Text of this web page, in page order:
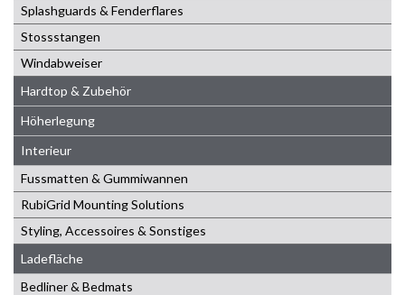
Splashguards & Fenderflares
Stossstangen
Windabweiser
Hardtop & Zubehör
Höherlegung
Interieur
Fussmatten & Gummiwannen
RubiGrid Mounting Solutions
Styling, Accessoires & Sonstiges
Ladefläche
Bedliner & Bedmats